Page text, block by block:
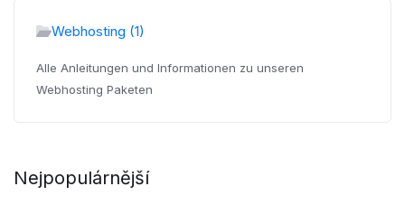
Webhosting (1)
Alle Anleitungen und Informationen zu unseren
Webhosting Paketen
Nejpopulárnější